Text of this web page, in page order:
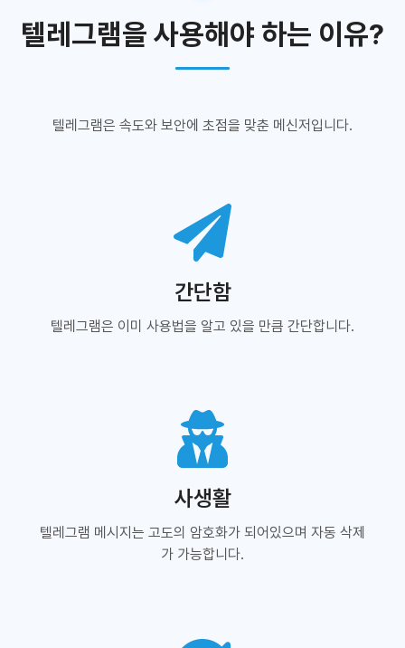
텔레그램을 사용해야 하는 이유?
텔레그램은 속도와 보안에 초점을 맞춘 메신저입니다.
간단함
텔레그램은 이미 사용법을 알고 있을 만큼 간단합니다.
사생활
텔레그램 메시지는 고도의 암호화가 되어있으며 자동 삭제
가 가능합니다.